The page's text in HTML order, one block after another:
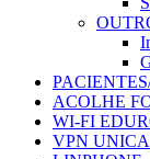
ACOLHE
WI-FI
VPN